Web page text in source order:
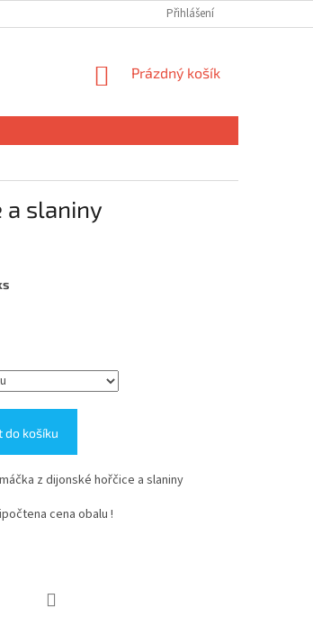
PLNÍMESÍTĚ.CZ
Přihlášení
NÁKUPNÍ
Prázdný košík
a slaniny
do košíku
z dijonské hořčice a slaniny
cena obalu !